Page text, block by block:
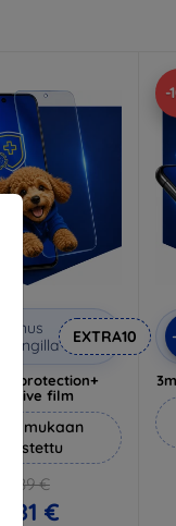
EXTRA10
film
mukaan
20,89 €
18,81 €
-